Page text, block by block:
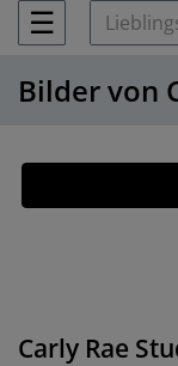
☰
Bilder von
Carly Rae